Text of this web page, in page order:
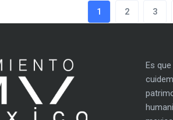
1 2 3
Es